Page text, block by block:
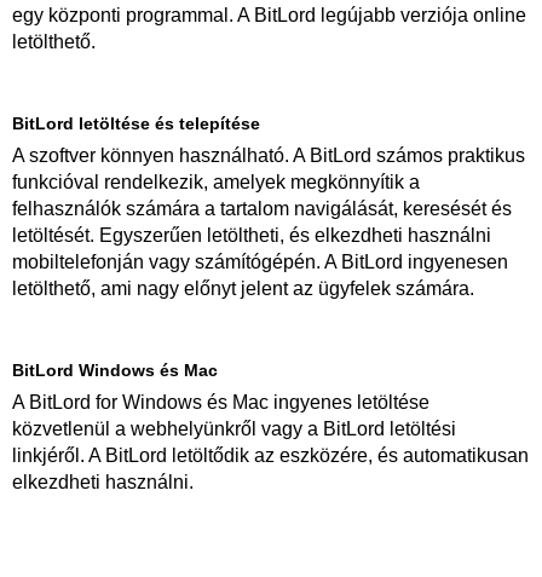
egy központi programmal. A BitLord legújabb verziója online
letölthető.
BitLord letöltése és telepítése
A szoftver könnyen használható. A BitLord számos praktikus
funkcióval rendelkezik, amelyek megkönnyítik a
felhasználók számára a tartalom navigálását, keresését és
letöltését. Egyszerűen letöltheti, és elkezdheti használni
mobiltelefonján vagy számítógépén. A BitLord ingyenesen
letölthető, ami nagy előnyt jelent az ügyfelek számára.
BitLord Windows és Mac
A BitLord for Windows és Mac ingyenes letöltése
közvetlenül a webhelyünkről vagy a BitLord letöltési
linkjéről. A BitLord letöltődik az eszközére, és automatikusan
elkezdheti használni.